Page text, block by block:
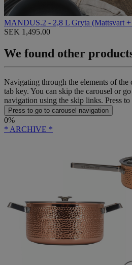
MANDUS.2 - 2,8 L Gryta (Mattsvart +
SEK 1,495.00
We found other
Navigating through the elements of the
tab key. You can skip the carousel or
navigation using the skip links. Press
Press to go to carousel navigation
0%
* ARCHIVE *